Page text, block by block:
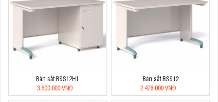
Bàn sắt BSS12H1
3.600.000 VNĐ
Bàn sắt BSS12
2.478.000 VNĐ